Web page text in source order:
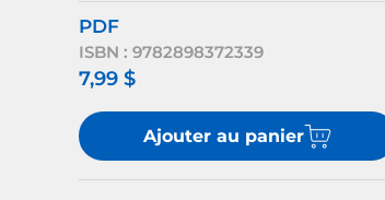
PDF
ISBN : 9782898372339
7,99 $
Ajouter au panier